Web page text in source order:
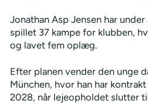
Jonathan Asp Jensen har
spillet 37 kampe for klubben,
og lavet fem oplæg.
Efter planen vender den unge
München, hvor han har
2028, når lejeopholdet slutter